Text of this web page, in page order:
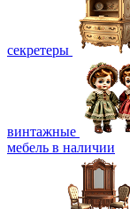
секретеры
винтажные
мебель в наличии